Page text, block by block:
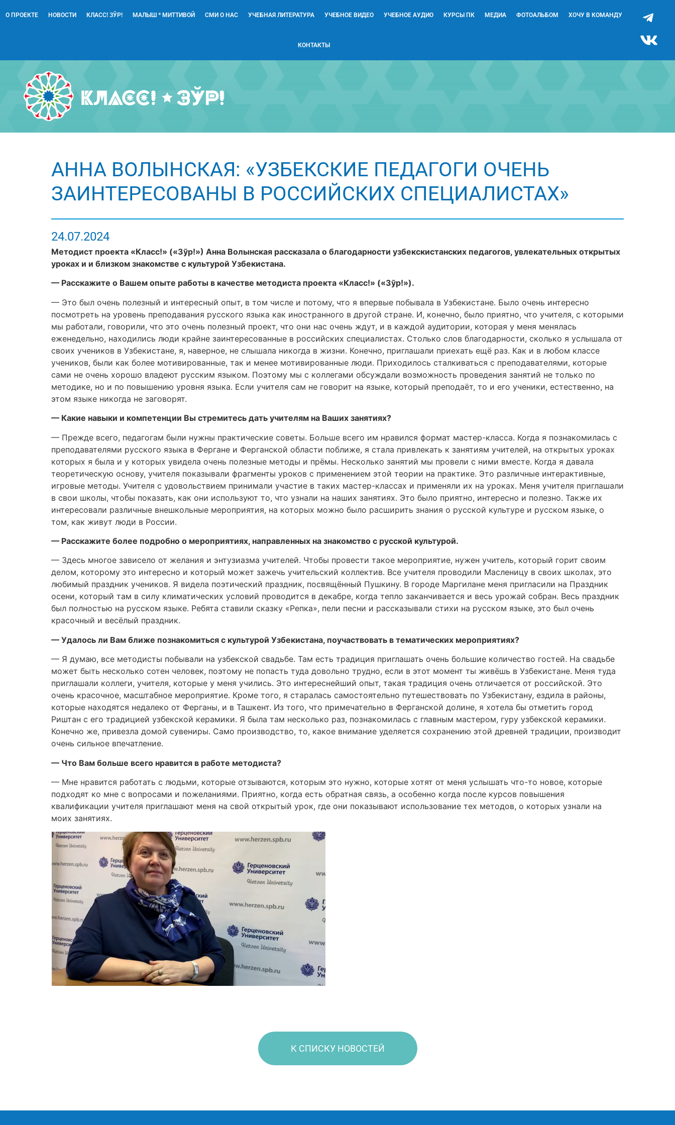
О ПРОЕКТЕ НОВОСТИ КЛАСС! ЗЎР! МАЛЫШ * МИТТИВОЙ СМИ О НАС УЧЕБНАЯ ЛИТЕРАТУРА УЧЕБНОЕ ВИДЕО УЧЕБНОЕ АУДИО КУРСЫ ПК МЕДИА ФОТОАЛЬБОМ ХОЧУ В КОМАНДУ
КОНТАКТЫ
АННА ВОЛЫНСКАЯ: «УЗБЕКСКИЕ ПЕДАГОГИ ОЧЕНЬ
ЗАИНТЕРЕСОВАНЫ В РОССИЙСКИХ СПЕЦИАЛИСТАХ»
24.07.2024
Методист проекта «Класс!» («Зўр!») Анна Волынская рассказала о благодарности узбекскистанских педагогов, увлекательных открытых
уроках и и близком знакомстве с культурой Узбекистана.
— Расскажите о Вашем опыте работы в качестве методиста проекта «Класс!» («Зўр!»).
— Это был очень полезный и интересный опыт, в том числе и потому, что я впервые побывала в Узбекистане. Было очень интересно
посмотреть на уровень преподавания русского языка как иностранного в другой стране. И, конечно, было приятно, что учителя, с которыми
мы работали, говорили, что это очень полезный проект, что они нас очень ждут, и в каждой аудитории, которая у меня менялась
еженедельно, находились люди крайне заинтересованные в российских специалистах. Столько слов благодарности, сколько я услышала от
своих учеников в Узбекистане, я, наверное, не слышала никогда в жизни. Конечно, приглашали приехать ещё раз. Как и в любом классе
учеников, были как более мотивированные, так и менее мотивированные люди. Приходилось сталкиваться с преподавателями, которые
сами не очень хорошо владеют русским языком. Поэтому мы с коллегами обсуждали возможность проведения занятий не только по
методике, но и по повышению уровня языка. Если учителя сам не говорит на языке, который преподаёт, то и его ученики, естественно, на
этом языке никогда не заговорят.
— Какие навыки и компетенции Вы стремитесь дать учителям на Ваших занятиях?
— Прежде всего, педагогам были нужны практические советы. Больше всего им нравился формат мастер-класса. Когда я познакомилась с
преподавателями русского языка в Фергане и Ферганской области поближе, я стала привлекать к занятиям учителей, на открытых уроках
которых я была и у которых увидела очень полезные методы и прёмы. Несколько занятий мы провели с ними вместе. Когда я давала
теоретическую основу, учителя показывали фрагменты уроков с применением этой теории на практике. Это различные интерактивные,
игровые методы. Учителя с удовольствием принимали участие в таких мастер-классах и применяли их на уроках. Меня учителя приглашали
в свои школы, чтобы показать, как они используют то, что узнали на наших занятиях. Это было приятно, интересно и полезно. Также их
интересовали различные внешкольные мероприятия, на которых можно было расширить знания о русской культуре и русском языке, о
том, как живут люди в России.
— Расскажите более подробно о мероприятиях, направленных на знакомство с русской культурой.
— Здесь многое зависело от желания и энтузиазма учителей. Чтобы провести такое мероприятие, нужен учитель, который горит своим
делом, которому это интересно и который может зажечь учительский коллектив. Все учителя проводили Масленицу в своих школах, это
любимый праздник учеников. Я видела поэтический праздник, посвящённый Пушкину. В городе Маргилане меня пригласили на Праздник
осени, который там в силу климатических условий проводится в декабре, когда тепло заканчивается и весь урожай собран. Весь праздник
был полностью на русском языке. Ребята ставили сказку «Репка», пели песни и рассказывали стихи на русском языке, это был очень
красочный и весёлый праздник.
— Удалось ли Вам ближе познакомиться с культурой Узбекистана, поучаствовать в тематических мероприятиях?
— Я думаю, все методисты побывали на узбекской свадьбе. Там есть традиция приглашать очень большие количество гостей. На свадьбе
может быть несколько сотен человек, поэтому не попасть туда довольно трудно, если в этот момент ты живёшь в Узбекистане. Меня туда
приглашали коллеги, учителя, которые у меня учились. Это интереснейший опыт, такая традиция очень отличается от российской. Это
очень красочное, масштабное мероприятие. Кроме того, я старалась самостоятельно путешествовать по Узбекистану, ездила в районы,
которые находятся недалеко от Ферганы, и в Ташкент. Из того, что примечательно в Ферганской долине, я хотела бы отметить город
Риштан с его традицией узбекской керамики. Я была там несколько раз, познакомилась с главным мастером, гуру узбекской керамики.
Конечно же, привезла домой сувениры. Само производство, то, какое внимание уделяется сохранению этой древней традиции, производит
очень сильное впечатление.
— Что Вам больше всего нравится в работе методиста?
— Мне нравится работать с людьми, которые отзываются, которым это нужно, которые хотят от меня услышать что-то новое, которые
подходят ко мне с вопросами и пожеланиями. Приятно, когда есть обратная связь, а особенно когда после курсов повышения
квалификации учителя приглашают меня на свой открытый урок, где они показывают использование тех методов, о которых узнали на
моих занятиях.
К СПИСКУ НОВОСТЕЙ